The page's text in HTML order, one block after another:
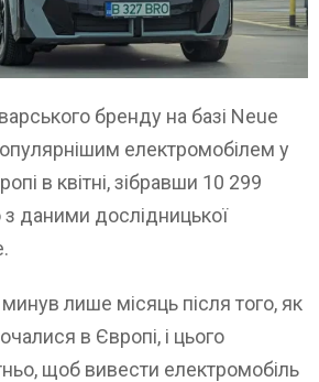
бренду на базі Neue
електромобілем у
в квітні, зібравши 10 299
з даними дослідницької
лише місяць після того, як
в Європі, і цього
щоб вивести електромобіль